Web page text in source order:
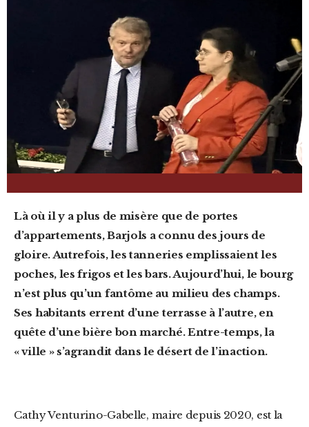
Là où il y a plus de misère que de portes
d’appartements, Barjols a connu des jours de
gloire. Autrefois, les tanneries emplissaient les
poches, les frigos et les bars. Aujourd’hui, le bourg
n’est plus qu’un fantôme au milieu des champs.
Ses habitants errent d’une terrasse à l’autre, en
quête d’une bière bon marché. Entre-temps, la
« ville » s’agrandit dans le désert de l’inaction.
Cathy Venturino-Gabelle, maire depuis 2020, est la